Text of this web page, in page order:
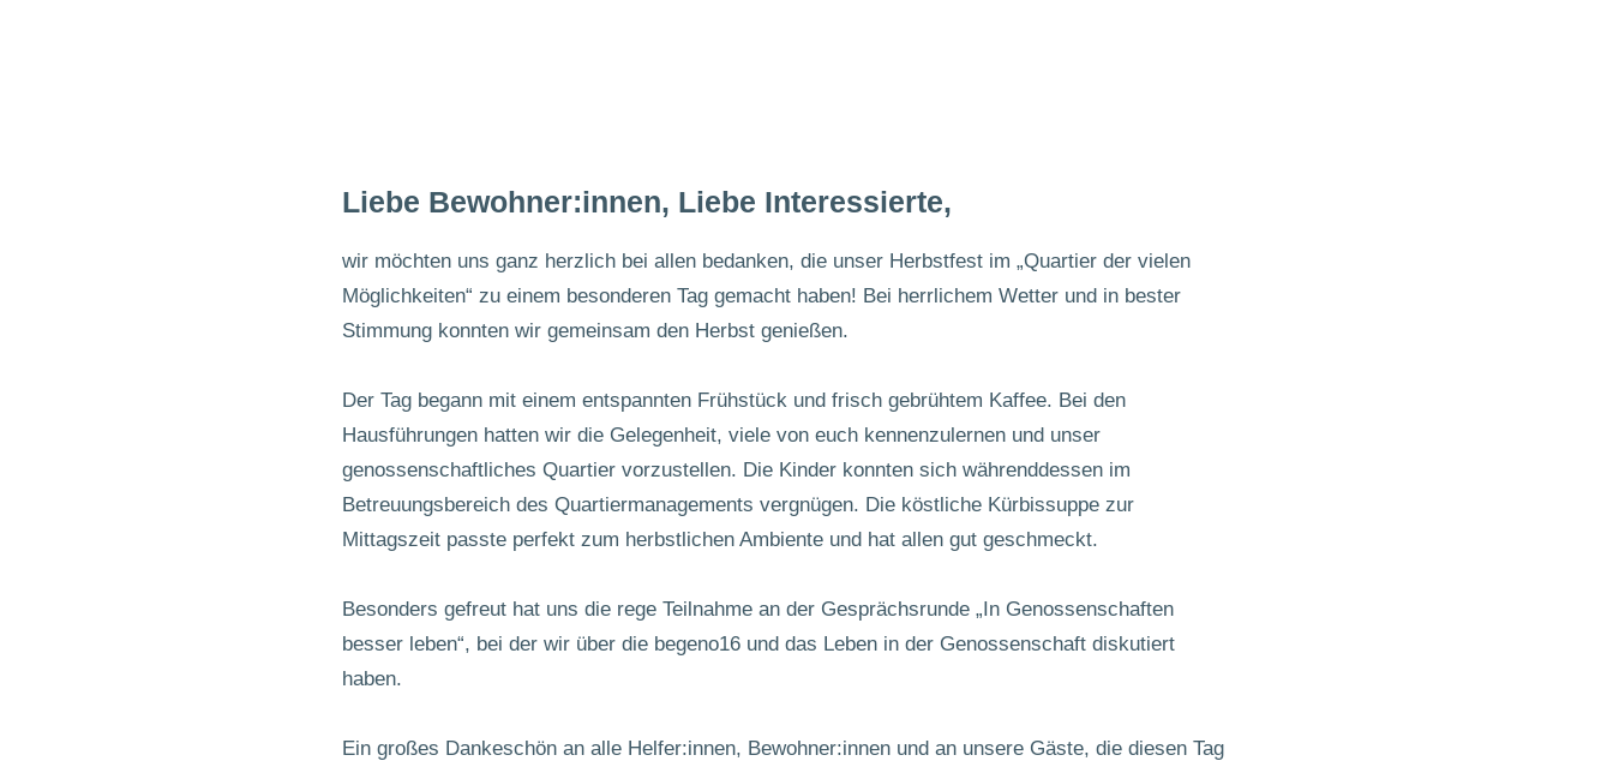
Liebe Bewohner:innen, Liebe Interessierte,
wir möchten uns ganz herzlich bei allen bedanken, die unser Herbstfest im „Quartier der vielen
Möglichkeiten“ zu einem besonderen Tag gemacht haben! Bei herrlichem Wetter und in bester
Stimmung konnten wir gemeinsam den Herbst genießen.
Der Tag begann mit einem entspannten Frühstück und frisch gebrühtem Kaffee. Bei den
Hausführungen hatten wir die Gelegenheit, viele von euch kennenzulernen und unser
genossenschaftliches Quartier vorzustellen. Die Kinder konnten sich währenddessen im
Betreuungsbereich des Quartiermanagements vergnügen. Die köstliche Kürbissuppe zur
Mittagszeit passte perfekt zum herbstlichen Ambiente und hat allen gut geschmeckt.
Besonders gefreut hat uns die rege Teilnahme an der Gesprächsrunde „In Genossenschaften
besser leben“, bei der wir über die begeno16 und das Leben in der Genossenschaft diskutiert
haben.
Ein großes Dankeschön an alle Helfer:innen, Bewohner:innen und an unsere Gäste, die diesen Tag